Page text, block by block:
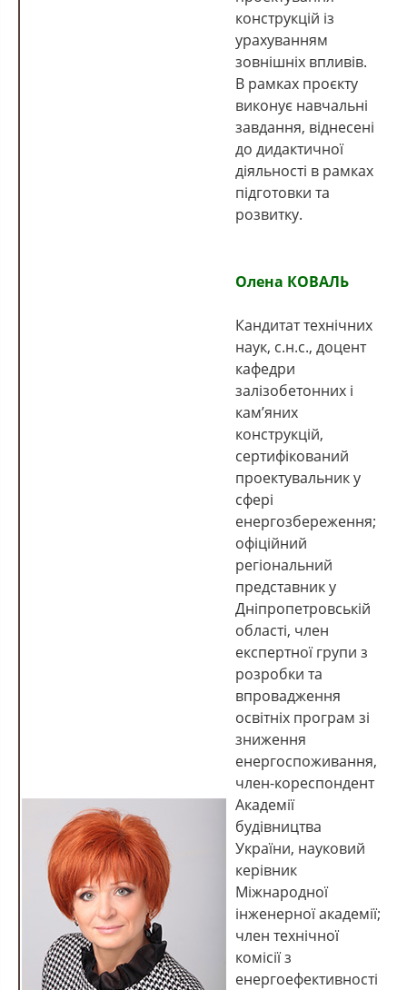
конструкцій із
урахуванням
зовнішніх впливів.
В рамках проєкту
виконує навчальні
завдання, віднесені
до дидактичної
діяльності в рамках
підготовки та
розвитку.
Олена КОВАЛЬ
Кандитат технічних
наук, с.н.с., доцент
кафедри
залізобетонних і
кам’яних
конструкцій,
сертифікований
проектувальник у
сфері
енергозбереження;
офіційний
регіональний
представник у
Дніпропетровській
області, член
експертної групи з
розробки та
впровадження
освітніх програм зі
зниження
енергоспоживання,
член-кореспондент
Академії
будівництва
України, науковий
керівник
Міжнародної
інженерної академії;
член технічної
комісії з
енергоефективності